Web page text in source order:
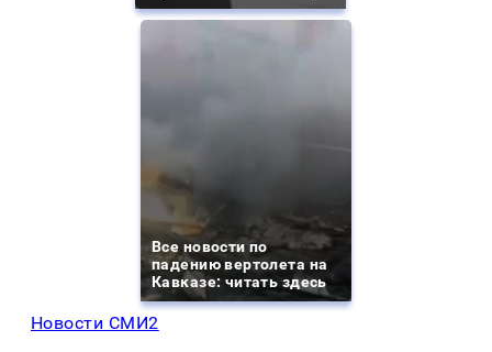
Все новости по
падению вертолета на
Кавказе: читать здесь
Новости СМИ2